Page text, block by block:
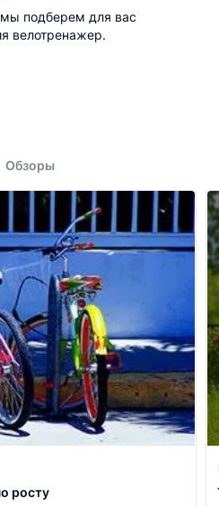
подберем для вас
велотренажер.
Обзоры
росту